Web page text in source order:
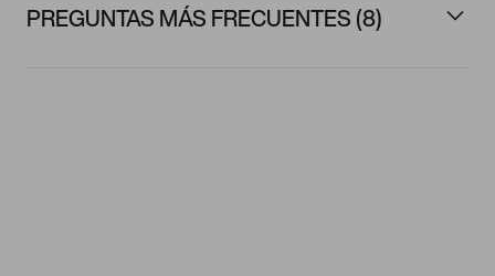
PREGUNTAS MÁS FRECUENTES (8)